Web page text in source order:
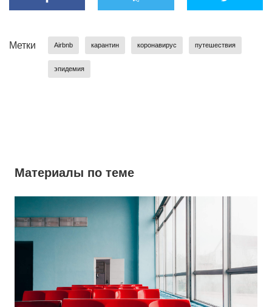
Метки Airbnb карантин коронавирус путешествия
эпидемия
Материалы по теме